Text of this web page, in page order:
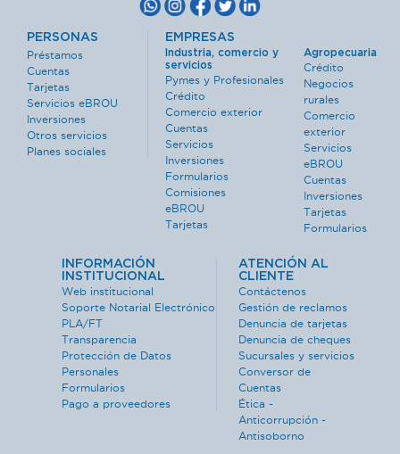
PERSONAS
Préstamos
Cuentas
Tarjetas
Servicios eBROU
Inversiones
Otros servicios
Planes sociales
EMPRESAS
Industria, comercio y
servicios
Pymes y Profesionales
Crédito
Comercio exterior
Cuentas
Servicios
Inversiones
Formularios
Comisiones
eBROU
Tarjetas
Agropecuaria
Crédito
Negocios
rurales
Comercio
exterior
Servicios
eBROU
Cuentas
Inversiones
Tarjetas
Formularios
INFORMACIÓN
INSTITUCIONAL
Web institucional
Soporte Notarial Electrónico
PLA/FT
Transparencia
Protección de Datos
Personales
Formularios
Pago a proveedores
ATENCIÓN AL
CLIENTE
Contáctenos
Gestión de reclamos
Denuncia de tarjetas
Denuncia de cheques
Sucursales y servicios
Conversor de
Cuentas
Ética -
Anticorrupción -
Antisoborno